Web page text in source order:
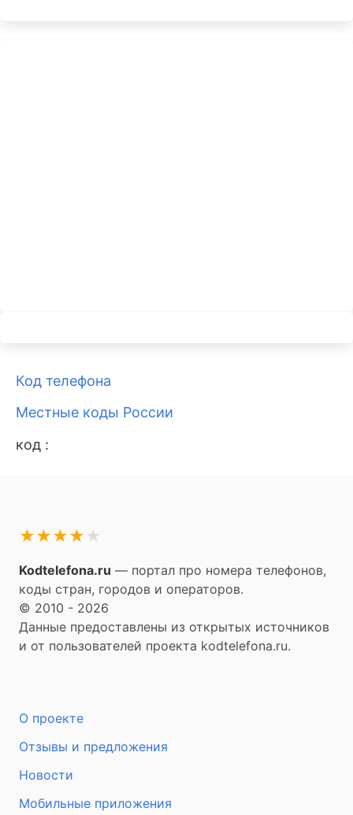
Код телефона
Местные коды России
код :
★
★
★
★
★
Kodtelefona.ru — портал про номера телефонов,
коды стран, городов и операторов.
© 2010 - 2026
Данные предоставлены из открытых источников
и от пользователей проекта kodtelefona.ru.
О проекте
Отзывы и предложения
Новости
Мобильные приложения